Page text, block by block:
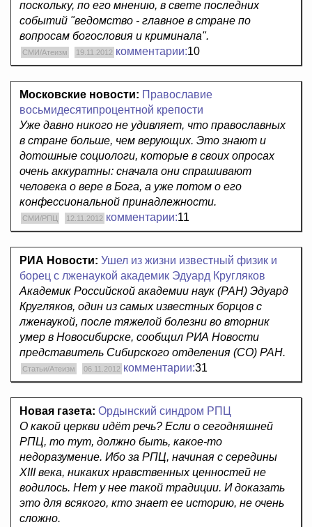
поскольку, по его мнению, в свете последних
событий "ведомство - главное в стране по
вопросам богословия и криминала".
СМИ/Атеизм 19.11.2012 комментарии:10
Московские новости: Православие
восьмидесятипроцентной крепости
Уже давно никого не удивляет, что православных
в стране больше, чем верующих. Это знают и
дотошные социологи, которые в своих опросах
очень аккуратны: сначала они спрашивают
человека о вере в Бога, а уже потом о его
конфессиональной принадлежности.
СМИ/РПЦ 12.11.2012 комментарии:11
РИА Новости: Ушел из жизни известный физик и
борец с лженаукой академик Эдуард Кругляков
Академик Российской академии наук (РАН) Эдуард
Кругляков, один из самых известных борцов с
лженаукой, после тяжелой болезни во вторник
умер в Новосибирске, сообщил РИА Новости
представитель Сибирского отделения (СО) РАН.
Статьи/Атеизм 06.11.2012 комментарии:31
Новая газета: Ордынский синдром РПЦ
О какой церкви идёт речь? Если о сегодняшней
РПЦ, то тут, должно быть, какое-то
недоразумение. Ибо за РПЦ, начиная с середины
XIII века, никаких нравственных ценностей не
водилось. Нет у нее такой традиции. И доказать
это для всякого, кто знает ее историю, не очень
сложно.